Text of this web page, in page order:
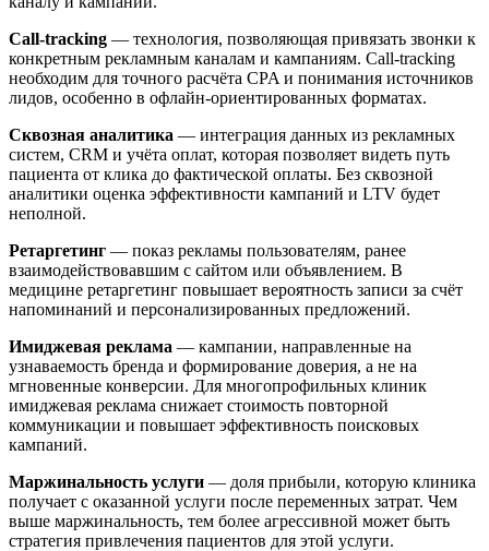
Call-tracking — технология, позволяющая привязать звонки к
конкретным рекламным каналам и кампаниям. Call-tracking
необходим для точного расчёта CPA и понимания источников
лидов, особенно в офлайн-ориентированных форматах.
Сквозная аналитика — интеграция данных из рекламных
систем, CRM и учёта оплат, которая позволяет видеть путь
пациента от клика до фактической оплаты. Без сквозной
аналитики оценка эффективности кампаний и LTV будет
неполной.
Ретаргетинг — показ рекламы пользователям, ранее
взаимодействовавшим с сайтом или объявлением. В
медицине ретаргетинг повышает вероятность записи за счёт
напоминаний и персонализированных предложений.
Имиджевая реклама — кампании, направленные на
узнаваемость бренда и формирование доверия, а не на
мгновенные конверсии. Для многопрофильных клиник
имиджевая реклама снижает стоимость повторной
коммуникации и повышает эффективность поисковых
кампаний.
Маржинальность услуги — доля прибыли, которую клиника
получает с оказанной услуги после переменных затрат. Чем
выше маржинальность, тем более агрессивной может быть
стратегия привлечения пациентов для этой услуги.